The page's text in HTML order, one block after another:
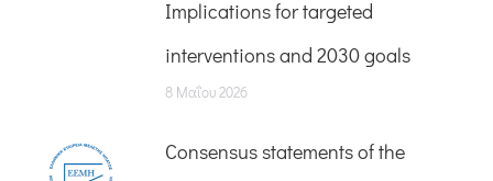
Implications for targeted
interventions and 2030 goals
8 Μαΐου 2026
Consensus statements of the